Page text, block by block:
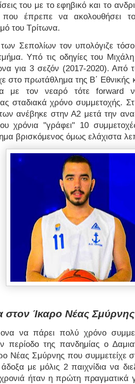
του με το εφηβικό και το
που έπρεπε να ακολουθήσει
του Τρίτωνα.
Σεπολίων τον υπολόγιζε
Υπό τις οδηγίες του
για 3 σεζόν (2017-2020). Από
στο πρωτάθλημα της Β΄ Εθνικής
με τον νεαρό τότε forward
σταδιακά χρόνο συμμετοχής.
ανέβηκε στην Α2 μετά την
χρόνια "γράφει" 10
βρισκόμενος όμως ελάχιστα
στον Ίκαρο Νέας Σμύρνης
να πάρει πολύ χρόνο
περίοδο της πανδημίας ο
Νέας Σμύρνης που
με μόλις 2 παιχνίδια να
ήταν η πρώτη πραγματικά